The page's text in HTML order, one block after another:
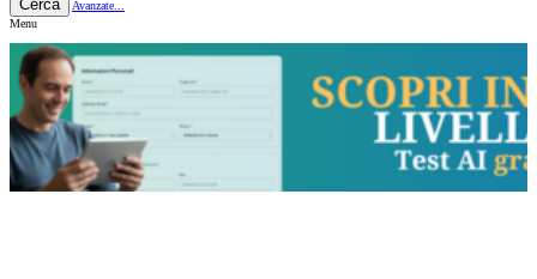
Cerca
Avanzate...
Menu